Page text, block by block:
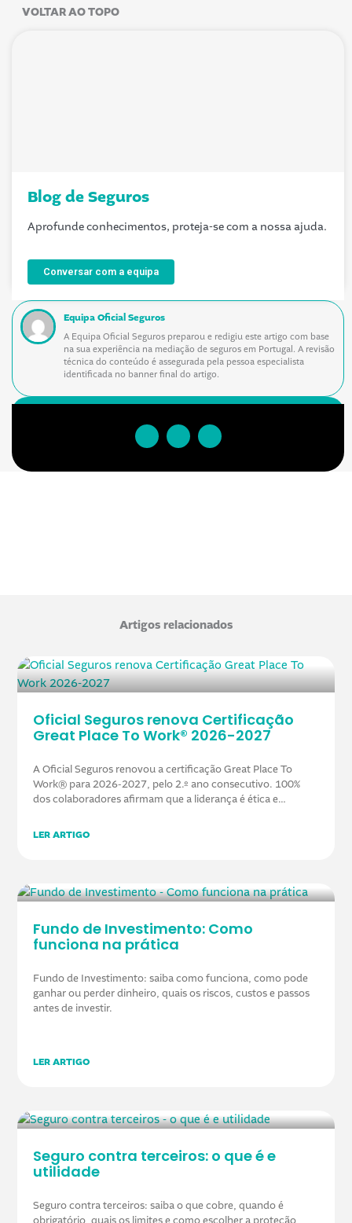
VOLTAR AO TOPO
Blog de Seguros
Aprofunde conhecimentos, proteja-se com a nossa ajuda.
Conversar com a equipa
Equipa Oficial Seguros
A Equipa Oficial Seguros preparou e redigiu este artigo com base
na sua experiência na mediação de seguros em Portugal. A revisão
técnica do conteúdo é assegurada pela pessoa especialista
identificada no banner final do artigo.
Artigos relacionados
Oficial Seguros renova Certificação
Great Place To Work® 2026-2027
A Oficial Seguros renovou a certificação Great Place To
Work® para 2026-2027, pelo 2.º ano consecutivo. 100%
dos colaboradores afirmam que a liderança é ética e
LER ARTIGO
Fundo de Investimento: Como
funciona na prática
Fundo de Investimento: saiba como funciona, como pode
ganhar ou perder dinheiro, quais os riscos, custos e passos
antes de investir.
LER ARTIGO
Seguro contra terceiros: o que é e
utilidade
Seguro contra terceiros: saiba o que cobre, quando é
obrigatório, quais os limites e como escolher a proteção